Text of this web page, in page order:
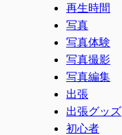
再生時間
写真
写真体験
写真撮影
写真編集
出張
出張グッズ
初心者